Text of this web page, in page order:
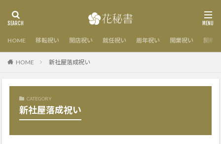
HOME 移転祝い 開店祝い 就任祝い 周年祝い 開業祝い 開院
HOME 新社屋落成祝い
CATEGORY
新社屋落成祝い